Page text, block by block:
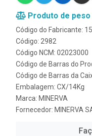
Produto de
Código do Fabricante:
Código: 2982
Código NCM: 02023000
Código de Barras do
Código de Barras da
Embalagem: CX/14Kg
Marca: MINERVA
Fornecedor: MINERVA